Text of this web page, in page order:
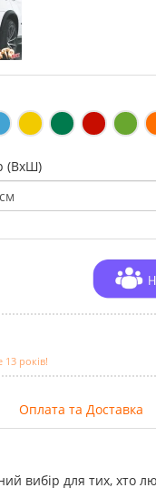
(ВхШ)
років!
Оплата та Доставка
вибір для тих, хто